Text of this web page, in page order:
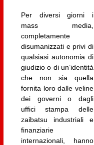
Per diversi giorni i
mass media,
completamente
disumanizzati e privi di
qualsiasi autonomia di
giudizio o di un’identità
che non sia quella
fornita loro dalle veline
dei governi o dagli
uffici stampa delle
zaibatsu industriali e
finanziarie
internazionali, hanno